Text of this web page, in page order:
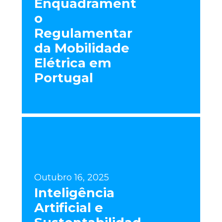
Enquadrament
o
Regulamentar
da Mobilidade
Elétrica em
Portugal
Outubro 16, 2025
Inteligência
Artificial e